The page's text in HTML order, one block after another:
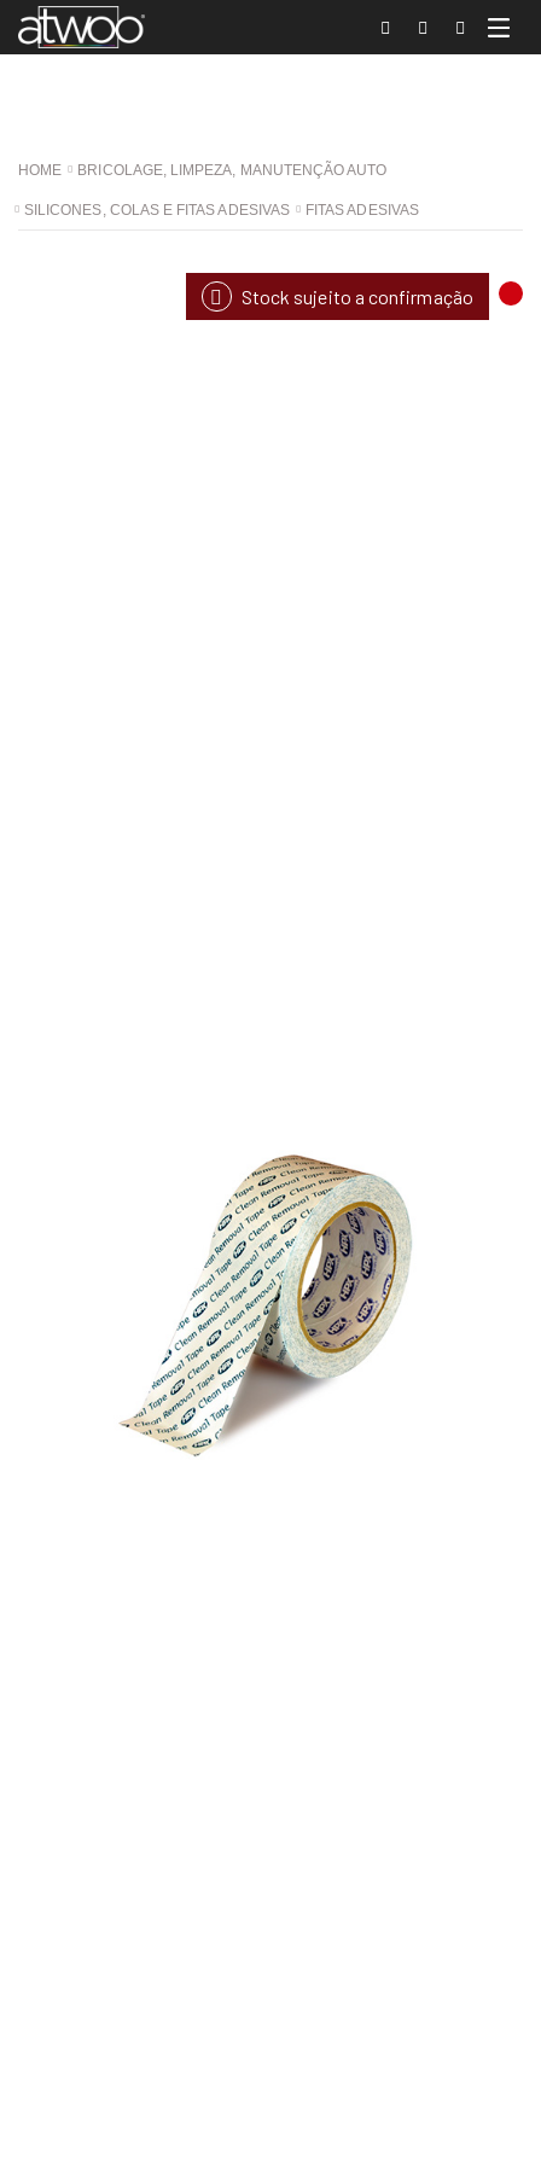
HOME BRICOLAGE, LIMPEZA, MANUTENÇÃO AUTO
SILICONES, COLAS E FITAS ADESIVAS FITAS ADESIVAS
Stock sujeito a confirmação